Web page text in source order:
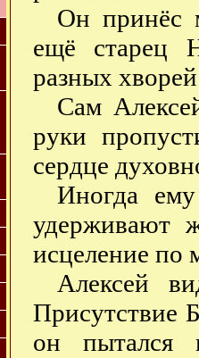
Он принёс
ещё старец
разных
Сам
руки
сердце
Иногда
удерживают
исцеление по
Алексей
Присутствие
он пытался